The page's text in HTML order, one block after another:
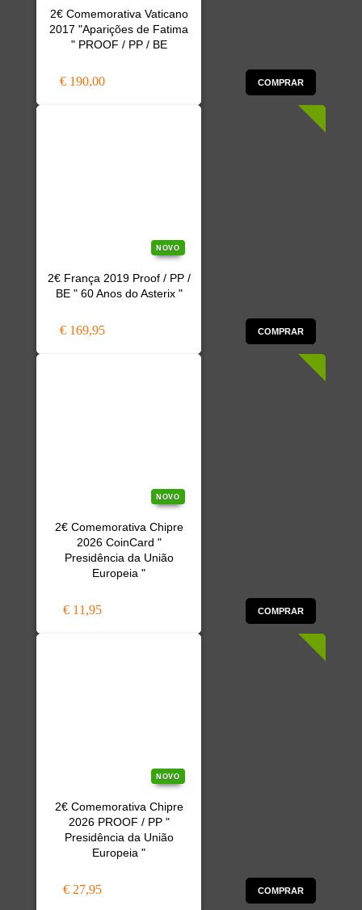
2€ Comemorativa Vaticano
2017 "Aparições de Fatima
" PROOF / PP / BE
€ 190,00 COMPRAR
NOVO
2€ França 2019 Proof / PP /
BE " 60 Anos do Asterix "
€ 169,95 COMPRAR
NOVO
2€ Comemorativa Chipre
2026 CoinCard "
Presidência da União
Europeia "
€ 11,95 COMPRAR
NOVO
2€ Comemorativa Chipre
2026 PROOF / PP "
Presidência da União
Europeia "
€ 27,95 COMPRAR